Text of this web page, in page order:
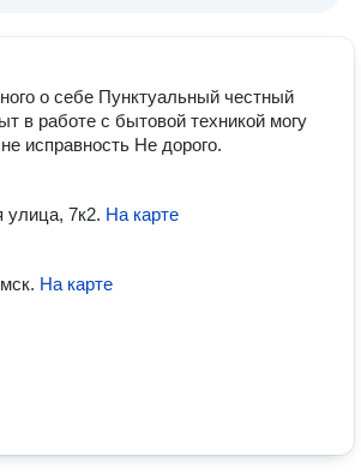
о себе Пунктуальный честный
в работе с бытовой техникой могу
исправность Не дорого.
улица, 7к2. На карте
. На карте